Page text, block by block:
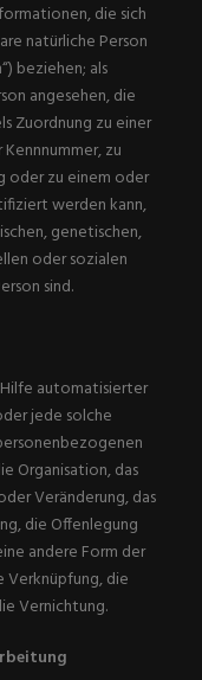
die sich
natürliche Person
beziehen; als
angesehen, die
Zuordnung zu einer
zu
oder zu einem oder
werden kann,
genetischen,
oder sozialen
sind.
automatisierter
jede solche
Organisation, das
Veränderung, das
die Offenlegung
andere Form der
die
Vernichtung.